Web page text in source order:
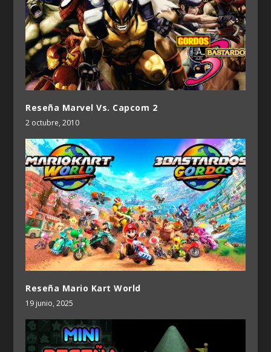
Reseña Marvel Vs. Capcom 2
2 octubre, 2010
Reseña Mario Kart World
19 junio, 2025